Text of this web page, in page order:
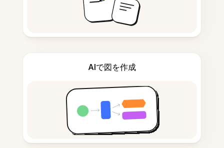
AIで図を作成